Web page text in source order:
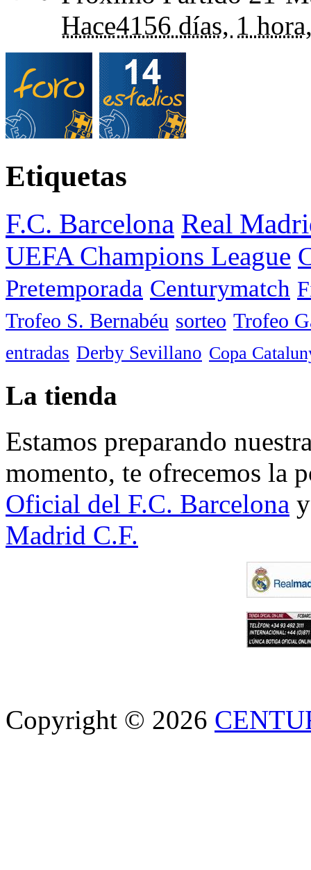
Hace4156 días, 1
Etiquetas
F.C. Barcelona Real
UEFA Champions League
Pretemporada Centurymatch
Trofeo S. Bernabéu sorteo Trofeo
entradas Derby Sevillano Copa
La tienda
Estamos preparando
momento, te ofrecemos la
Oficial del F.C. Barcelona
Madrid C.F.
Copyright © 2026